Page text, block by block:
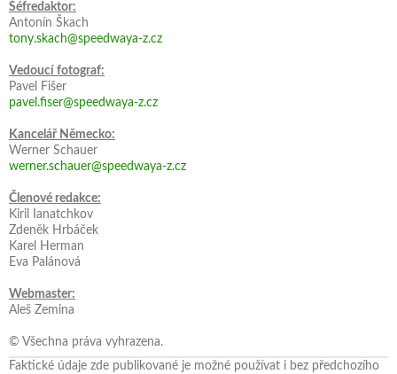
Šéfredaktor:
Antonín Škach
tony.skach@speedwaya-z.cz
Vedoucí fotograf:
Pavel Fišer
pavel.fiser@speedwaya-z.cz
Kancelář Německo:
Werner Schauer
werner.schauer@speedwaya-z.cz
Členové redakce:
Kiril Ianatchkov
Zdeněk Hrbáček
Karel Herman
Eva Palánová
Webmaster:
Aleš Zemina
© Všechna práva vyhrazena.
Faktické údaje zde publikované je možné používat i bez předchozího